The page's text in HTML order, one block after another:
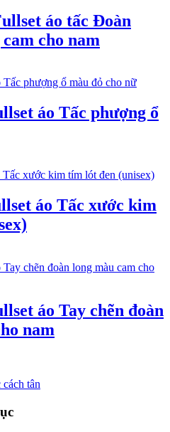
áo tấc Đoàn
cho nam
áo Tấc phượng ổ
áo Tấc xước kim
áo Tay chẽn đoàn
nam